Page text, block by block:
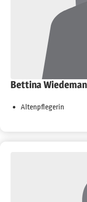
Bettina
Altenpflegerin